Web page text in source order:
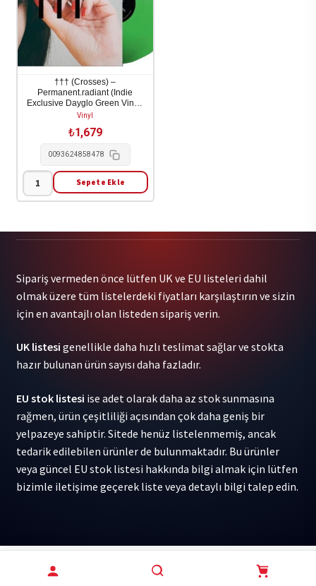
1LP
adet
††† (Crosses) –
Permanent.radiant (Indie
Exclusive Dayglo Green Vinyl)
1LP
Vinyl
₺1,679
0093624858478
†††
Permanent.radiant
Exclusive
Dayglo
Green
1LP
adet
Sepete Ekle
Sipariş vermeden önce lütfen UK ve EU listeleri dahil
olmak üzere tüm listelerdeki fiyatları karşılaştırın ve sizin
için en avantajlı olan listeden sipariş verin.
UK listesi genellikle daha hızlı teslimat sağlar ve stokta
hazır bulunan ürün sayısı daha fazladır.
EU stok listesi ise adet olarak daha az stok sunmasına
rağmen, ürün çeşitliliği açısından çok daha geniş bir
yelpazeye sahiptir. Sitede henüz listelenmemiş, ancak
tedarik edilebilen ürünler de bulunmaktadır. Bu ürünler
veya güncel EU stok listesi hakkında bilgi almak için lütfen
bizimle iletişime geçerek liste veya detaylı bilgi talep edin.